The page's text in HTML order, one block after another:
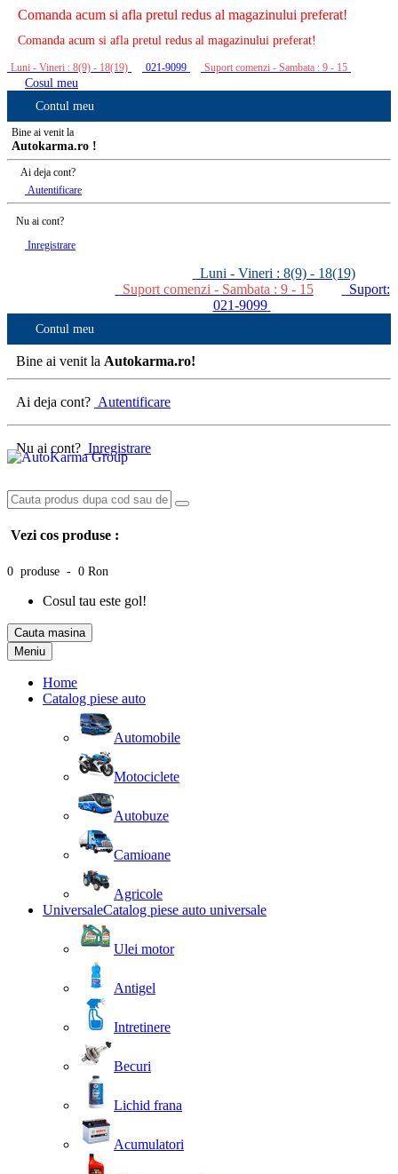
Comanda acum si afla pretul redus al magazinului preferat!
Comanda acum si afla pretul redus al magazinului preferat!
Luni - Vineri : 8(9) - 18(19) 021-9099 Suport comenzi - Sambata : 9 - 15
Cosul meu
Contul meu
Bine ai venit la
Autokarma.ro !
Ai deja cont?
Autentificare
Nu ai cont?
Inregistrare
Luni - Vineri : 8(9) - 18(19)
Suport comenzi - Sambata : 9 - 15
Suport:
021-9099
Contul meu
Bine ai venit la Autokarma.ro!
Ai deja cont? Autentificare
Nu ai cont? Inregistrare
Vezi cos produse :
0 produse - 0 Ron
Cosul tau este gol!
Cauta masina
Meniu
Home
Catalog piese auto
Automobile
Motociclete
Autobuze
Camioane
Agricole
UniversaleCatalog piese auto universale
Ulei motor
Antigel
Intretinere
Becuri
Lichid frana
Acumulatori